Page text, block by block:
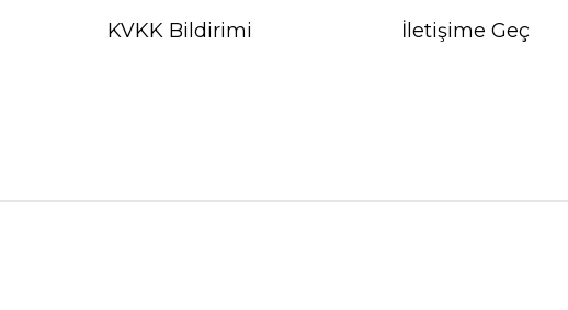
KVKK Bildirimi İletişime Geç